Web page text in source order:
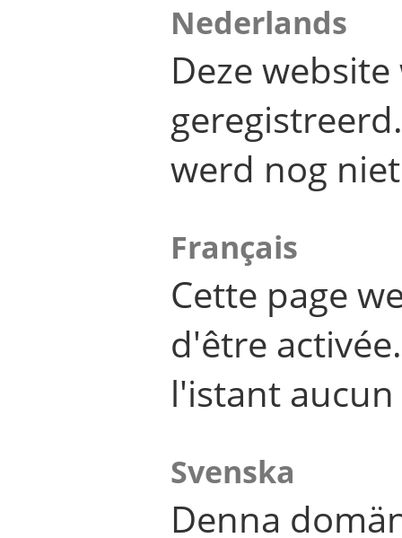
Nederlands
Deze
werd nog
Français
Cette page
d'être
l'istant
Svenska
Denna